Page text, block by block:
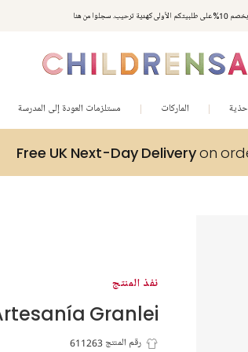
ترحيب. سجلوا من هنا
الماركات مستلزمات العودة إلى المدرسة
Free UK Next-Day Deliveryon
نفذ المنتج
Granlei
رقم المنتج 611263